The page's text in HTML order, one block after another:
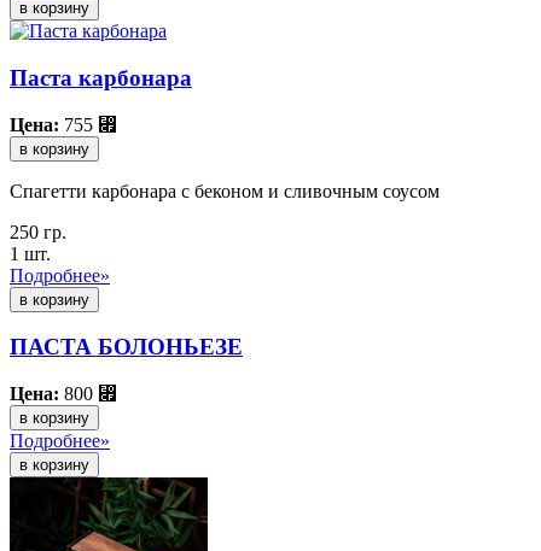
Паста карбонара
Цена: 755 ⃏
в корзину
Спагетти карбонара с беконом и сливочным соусом
250 гр.
1 шт.
Подробнее»
ПАСТА БОЛОНЬЕЗЕ
Цена: 800 ⃏
в корзину
Подробнее»